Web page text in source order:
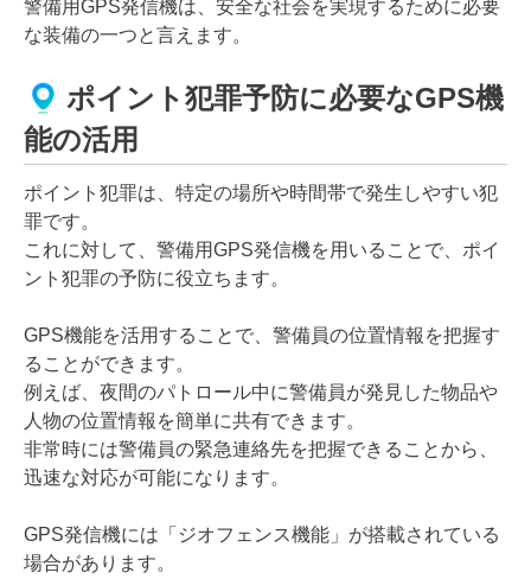
警備用GPS発信機は、安全な社会を実現するために必要
な装備の一つと言えます。
ポイント犯罪予防に必要なGPS機
能の活用
ポイント犯罪は、特定の場所や時間帯で発生しやすい犯
罪です。
これに対して、警備用GPS発信機を用いることで、ポイ
ント犯罪の予防に役立ちます。
GPS機能を活用することで、警備員の位置情報を把握す
ることができます。
例えば、夜間のパトロール中に警備員が発見した物品や
人物の位置情報を簡単に共有できます。
非常時には警備員の緊急連絡先を把握できることから、
迅速な対応が可能になります。
GPS発信機には「ジオフェンス機能」が搭載されている
場合があります。